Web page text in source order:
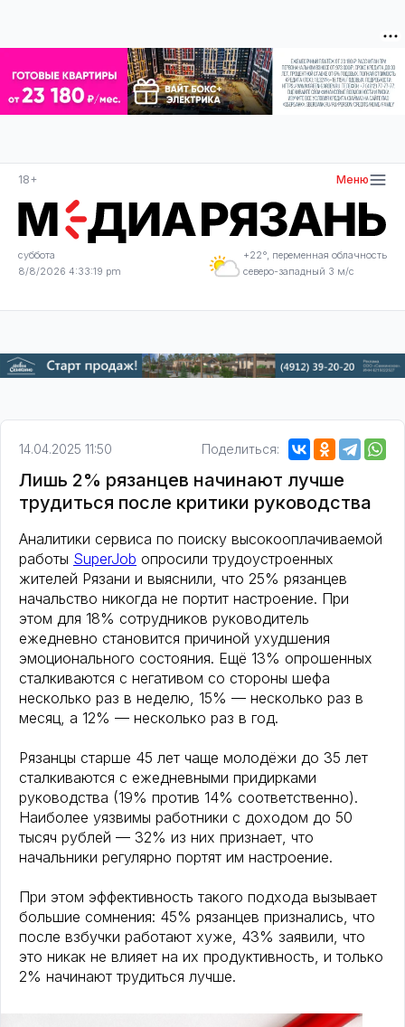
18+ Меню
суббота
8/8/2026 4:33:20 pm
+22°, переменная облачность
северо-западный 3 м/с
14.04.2025 11:50 Поделиться:
Лишь 2% рязанцев начинают лучше
трудиться после критики руководства
Аналитики сервиса по поиску высокооплачиваемой
работы SuperJob опросили трудоустроенных
жителей Рязани и выяснили, что 25% рязанцев
начальство никогда не портит настроение. При
этом для 18% сотрудников руководитель
ежедневно становится причиной ухудшения
эмоционального состояния. Ещё 13% опрошенных
сталкиваются с негативом со стороны шефа
несколько раз в неделю, 15% — несколько раз в
месяц, а 12% — несколько раз в год.
Рязанцы старше 45 лет чаще молодёжи до 35 лет
сталкиваются с ежедневными придирками
руководства (19% против 14% соответственно).
Наиболее уязвимы работники с доходом до 50
тысяч рублей — 32% из них признает, что
начальники регулярно портят им настроение.
При этом эффективность такого подхода вызывает
большие сомнения: 45% рязанцев признались, что
после взбучки работают хуже, 43% заявили, что
это никак не влияет на их продуктивность, и только
2% начинают трудиться лучше.